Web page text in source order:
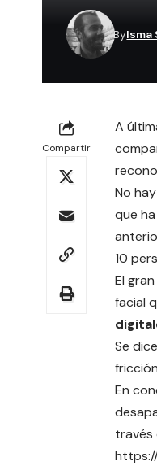
ByIsma
Compartir
A
No
que
10
El
facial
Se
En
través